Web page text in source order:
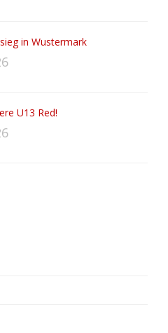
in Wustermark
U13 Red!